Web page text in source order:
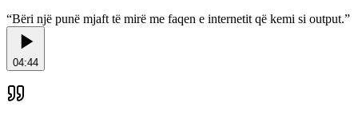
“Bëri një punë mjaft të mirë me faqen e internetit që kemi si output.”
04:44